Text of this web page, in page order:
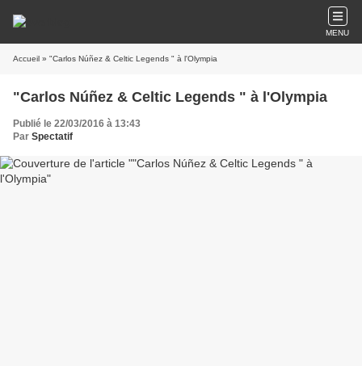
MENU
Accueil » "Carlos Núñez & Celtic Legends " à l'Olympia
"Carlos Núñez & Celtic Legends " à l'Olympia
Publié le 22/03/2016 à 13:43
Par Spectatif